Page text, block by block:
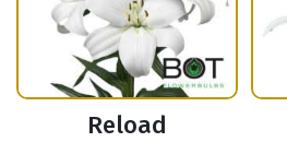
Reload